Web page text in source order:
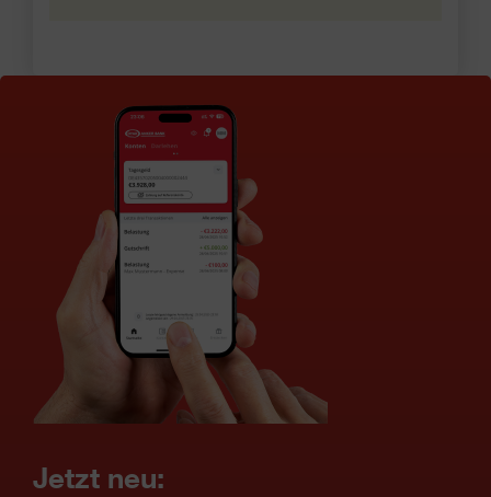
Jetzt neu: